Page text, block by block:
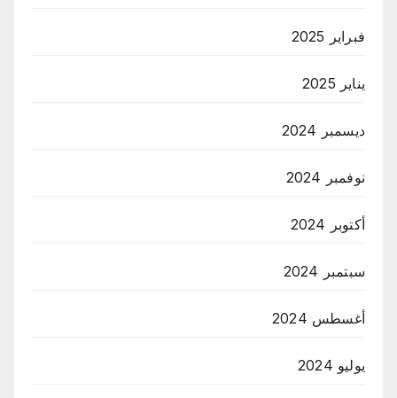
فبراير 2025
يناير 2025
ديسمبر 2024
نوفمبر 2024
أكتوبر 2024
سبتمبر 2024
أغسطس 2024
يوليو 2024